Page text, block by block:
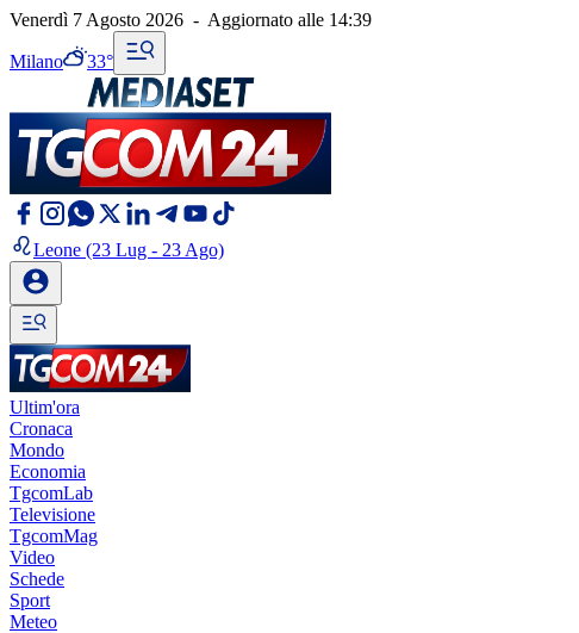
Venerdì 7 Agosto 2026 - Aggiornato alle 14:39
Milano 33°
Leone (23 Lug - 23 Ago)
Ultim'ora
Cronaca
Mondo
Economia
TgcomLab
Televisione
TgcomMag
Video
Schede
Sport
Meteo